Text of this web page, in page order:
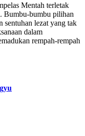
Mentah terletak
Bumbu-bumbu pilihan
sentuhan lezat yang tak
dalam
rempah-rempah